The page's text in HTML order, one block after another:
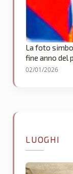
La foto
fine anno del
02/01/2026
LUOGHI